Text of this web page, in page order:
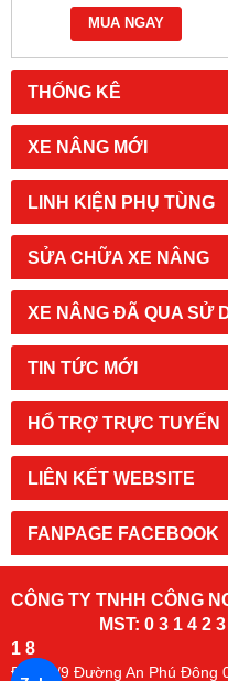
THỐNG KÊ
XE NÂNG MỚI
LINH KIỆN PHỤ TÙNG
SỬA CHỮA XE NÂNG
XE NÂNG ĐÃ QUA SỬ
TIN TỨC MỚI
HỔ TRỢ TRỰC TUYẾN
LIÊN KẾT WEBSITE
FANPAGE FACEBOOK
MUA NGAY
CÔNG TY TNHH CÔNG
MST: 0 3 1 4 2 3
1 8
Đc: 94/9 Đường An Phú Đông